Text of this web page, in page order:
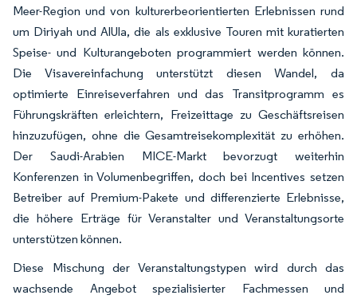
Meer-Region und von kulturerbeorientierten Erlebnissen rund
um Diriyah und AlUla, die als exklusive Touren mit kuratierten
Speise- und Kulturangeboten programmiert werden können.
Die Visavereinfachung unterstützt diesen Wandel, da
optimierte Einreiseverfahren und das Transitprogramm es
Führungskräften erleichtern, Freizeittage zu Geschäftsreisen
hinzuzufügen, ohne die Gesamtreisekomplexität zu erhöhen.
Der Saudi-Arabien MICE-Markt bevorzugt weiterhin
Konferenzen in Volumenbegriffen, doch bei Incentives setzen
Betreiber auf Premium-Pakete und differenzierte Erlebnisse,
die höhere Erträge für Veranstalter und Veranstaltungsorte
unterstützen können.
Diese Mischung der Veranstaltungstypen wird durch das
wachsende Angebot spezialisierter Fachmessen und